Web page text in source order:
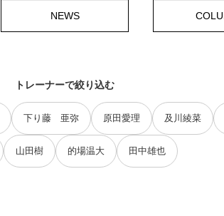
NEWS
トレーナーで絞り込む
下り藤 亜弥 原田愛理 及川綾菜
山田樹 的場温大 田中雄也